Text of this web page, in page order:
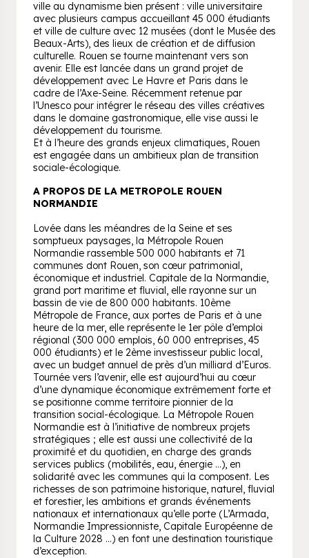
ville au dynamisme bien présent : ville universitaire
avec plusieurs campus accueillant 45 000 étudiants
et ville de culture avec 12 musées (dont le Musée des
Beaux-Arts), des lieux de création et de diffusion
culturelle. Rouen se tourne maintenant vers son
avenir. Elle est lancée dans un grand projet de
développement avec Le Havre et Paris dans le
cadre de l’Axe-Seine. Récemment retenue par
l’Unesco pour intégrer le réseau des villes créatives
dans le domaine gastronomique, elle vise aussi le
développement du tourisme.
Et à l’heure des grands enjeux climatiques, Rouen
est engagée dans un ambitieux plan de transition
sociale-écologique.
A PROPOS DE LA METROPOLE ROUEN
NORMANDIE
Lovée dans les méandres de la Seine et ses
somptueux paysages, la Métropole Rouen
Normandie rassemble 500 000 habitants et 71
communes dont Rouen, son cœur patrimonial,
économique et industriel. Capitale de la Normandie,
grand port maritime et fluvial, elle rayonne sur un
bassin de vie de 800 000 habitants. 10ème
Métropole de France, aux portes de Paris et à une
heure de la mer, elle représente le 1er pôle d’emploi
régional (300 000 emplois, 60 000 entreprises, 45
000 étudiants) et le 2ème investisseur public local,
avec un budget annuel de près d’un milliard d’Euros.
Tournée vers l’avenir, elle est aujourd’hui au cœur
d’une dynamique économique extrêmement forte et
se positionne comme territoire pionnier de la
transition social-écologique. La Métropole Rouen
Normandie est à l’initiative de nombreux projets
stratégiques ; elle est aussi une collectivité de la
proximité et du quotidien, en charge des grands
services publics (mobilités, eau, énergie …), en
solidarité avec les communes qui la composent. Les
richesses de son patrimoine historique, naturel, fluvial
et forestier, les ambitions et grands événements
nationaux et internationaux qu’elle porte (L’Armada,
Normandie Impressionniste, Capitale Européenne de
la Culture 2028 …) en font une destination touristique
d’exception.